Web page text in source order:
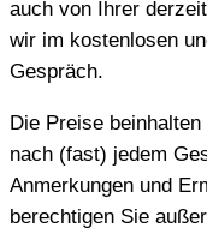
auch von Ihrer
wir im kostenlosen
Gespräch.
Die Preise
nach (fast) jedem
Anmerkungen und
berechtigen Sie